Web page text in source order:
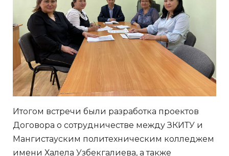
Итогом встречи были разработка проектов
Договора о сотрудничестве между ЗКИТУ и
Мангистауским политехническим колледжем
имени Халела Узбекгалиева, а также